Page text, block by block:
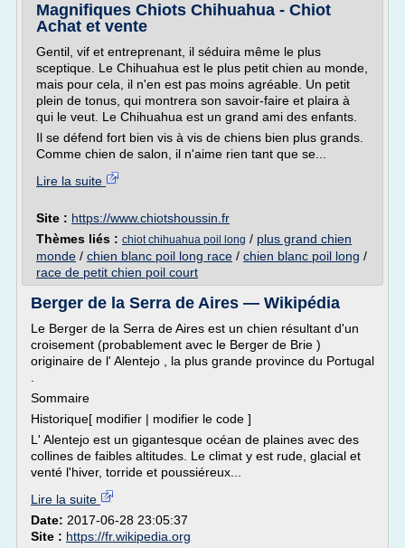
Magnifiques Chiots Chihuahua - Chiot
Achat et vente
Gentil, vif et entreprenant, il séduira même le plus
sceptique. Le Chihuahua est le plus petit chien au monde,
mais pour cela, il n'en est pas moins agréable. Un petit
plein de tonus, qui montrera son savoir-faire et plaira à
qui le veut. Le Chihuahua est un grand ami des enfants.
Il se défend fort bien vis à vis de chiens bien plus grands.
Comme chien de salon, il n'aime rien tant que se...
Lire la suite
Site : https://www.chiotshoussin.fr
Thèmes liés : chiot chihuahua poil long / plus grand chien
monde / chien blanc poil long race / chien blanc poil long /
race de petit chien poil court
Berger de la Serra de Aires — Wikipédia
Le Berger de la Serra de Aires est un chien résultant d'un
croisement (probablement avec le Berger de Brie )
originaire de l' Alentejo , la plus grande province du Portugal
Sommaire
Historique[ modifier | modifier le code ]
L' Alentejo est un gigantesque océan de plaines avec des
collines de faibles altitudes. Le climat y est rude, glacial et
venté l'hiver, torride et poussiéreux...
Lire la suite
Date: 2017-06-28 23:05:37
Site : https://fr.wikipedia.org